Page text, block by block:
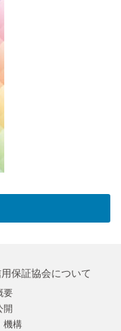
保証協会について
要
開
機構